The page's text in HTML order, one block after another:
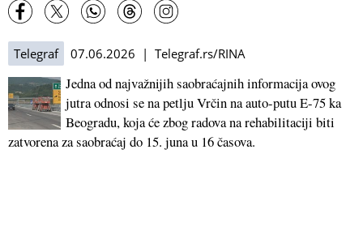
Telegraf 07.06.2026 | Telegraf.rs/RINA
Jedna od najvažnijih saobraćajnih informacija ovog
jutra odnosi se na petlju Vrčin na auto-putu E-75 ka
Beogradu, koja će zbog radova na rehabilitaciji biti
zatvorena za saobraćaj do 15. juna u 16 časova.